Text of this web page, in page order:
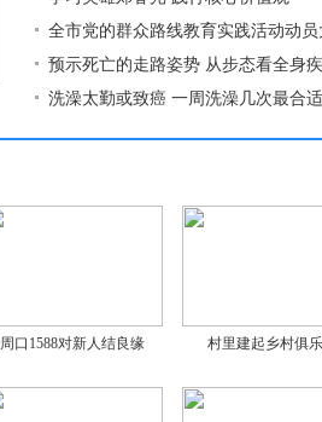
全市党的群众路线教育实践活动动
预示死亡的走路姿势 从步态看全身
洗澡太勤或致癌 一周洗澡几次最合适
周口1588对新人结良缘 村里建起乡村俱